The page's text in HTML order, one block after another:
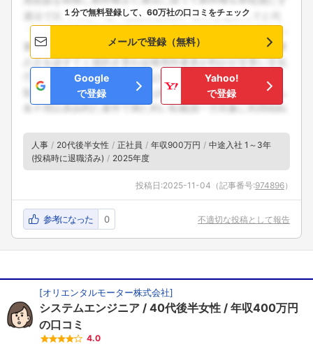
１分で無料登録して、60万社の口コミをチェック
メールで登録（無料）
Google
で登録
Yahoo!
で登録
人事 20代後半女性 正社員 年収900万円
中途入社 1～3年
(投稿時に退職済み)
2025年度
投稿日:2025-11-04 （記事番号:974896）
参考になった 0 不適切な投稿として報告
[オリエンタルモーター株式会社]
システムエンジニア 40代後半女性
年収400万円
の口コミ
4.0